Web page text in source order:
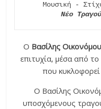
Μουσική -
Νέο
Ο Βασίλης Οικονόμου
επιτυχία, μέσα από
που
Ο Βασίλης
υποσχόμενους